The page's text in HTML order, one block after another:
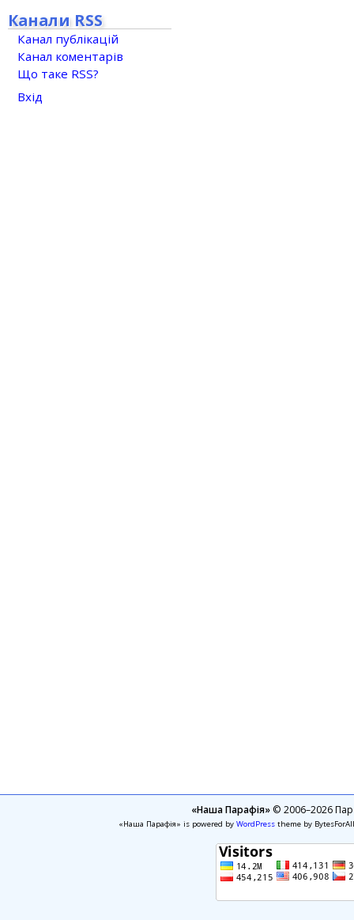
Канали RSS
Канал публікацій
Канал коментарів
Що таке RSS?
Вхід
«Наша Парафія»© 2006–2026
«Наша Парафія» is powered by WordPresstheme by